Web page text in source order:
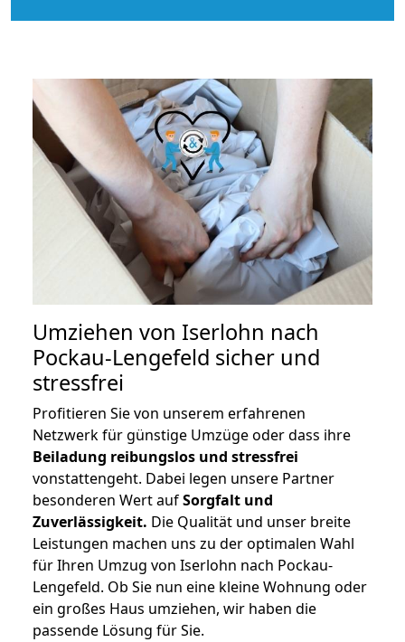
Umziehen von Iserlohn nach
Pockau-Lengefeld sicher und
stressfrei
Profitieren Sie von unserem erfahrenen
Netzwerk für günstige Umzüge oder dass ihre
Beiladung reibungslos und stressfrei
vonstattengeht. Dabei legen unsere Partner
besonderen Wert aufSorgfalt und
Zuverlässigkeit. Die Qualität und unser breite
Leistungen machen uns zu der optimalen Wahl
für Ihren Umzug von Iserlohn nach Pockau-
Lengefeld. Ob Sie nun eine kleine Wohnung oder
ein großes Haus umziehen, wir haben die
passende Lösung für Sie.